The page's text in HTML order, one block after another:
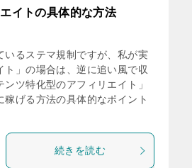
イトの具体的な方法
いるステマ規制ですが、私が実
」の場合は、逆に追い風で収
ツ特化型のアフィリエイト」
げる方法の具体的なポイント
続きを読む